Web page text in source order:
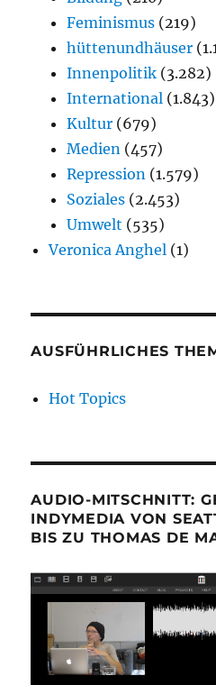
Feminismus (219)
hüttenundhäuser
Innenpolitik (3.282)
International (1.843)
Kultur (679)
Medien (457)
Repression (1.579)
Soziales (2.453)
Umwelt (535)
Veronica Anghel (1)
AUSFÜHRLICHES
Hot Topics
AUDIO-MITSCHNITT:
INDYMEDIA VON
BIS ZU THOMAS DE